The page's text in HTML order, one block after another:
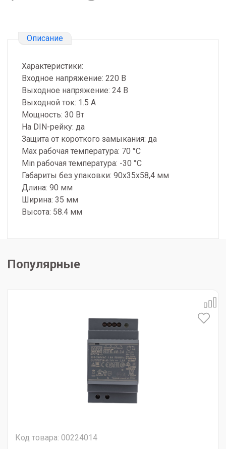
Описание
Характеристики:
Входное напряжение: 220 В
Выходное напряжение: 24 В
Выходной ток: 1.5 А
Мощность: 30 Вт
На DIN-рейку: да
Защита от короткого замыкания: да
Max рабочая температура: 70 °С
Min рабочая температура: -30 °С
Габариты без упаковки: 90х35х58,4 мм
Длина: 90 мм
Ширина: 35 мм
Высота: 58.4 мм
Популярные
Код товара: 00224014